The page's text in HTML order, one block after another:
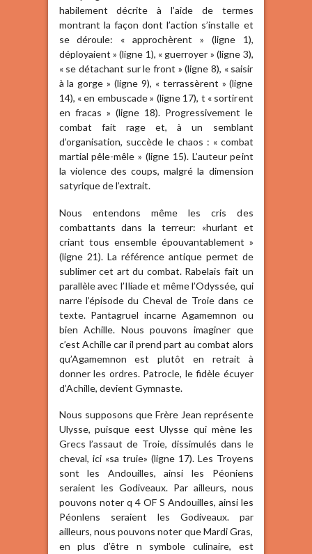
habilement décrite à l’aide de termes
montrant la façon dont l’action s’installe et
se déroule: « approchèrent » (ligne 1),
déployaient » (ligne 1), « guerroyer » (ligne 3),
« se détachant sur le front » (ligne 8), « saisir
à la gorge » (ligne 9), « terrassèrent » (ligne
14), « en embuscade » (ligne 17), t « sortirent
en fracas » (ligne 18). Progressivement le
combat fait rage et, à un semblant
d’organisation, succède le chaos : « combat
martial pêle-mêle » (ligne 15). L’auteur peint
la violence des coups, malgré la dimension
satyrique de l’extrait.
Nous entendons même les cris des
combattants dans la terreur: «hurlant et
criant tous ensemble épouvantablement »
(ligne 21). La référence antique permet de
sublimer cet art du combat. Rabelais fait un
parallèle avec l’Iliade et même l’Odyssée, qui
narre l’épisode du Cheval de Troie dans ce
texte. Pantagruel incarne Agamemnon ou
bien Achille. Nous pouvons imaginer que
c’est Achille car il prend part au combat alors
qu’Agamemnon est plutôt en retrait à
donner les ordres. Patrocle, le fidèle écuyer
d’Achille, devient Gymnaste.
Nous supposons que Frère Jean représente
Ulysse, puisque eest Ulysse qui mène les
Grecs l’assaut de Troie, dissimulés dans le
cheval, ici «sa truie» (ligne 17). Les Troyens
sont les Andouilles, ainsi les Péoniens
seraient les Godiveaux. Par ailleurs, nous
pouvons noter q 4 OF S Andouilles, ainsi les
Péonlens seraient les Godiveaux. par
ailleurs, nous pouvons noter que Mardi Gras,
en plus d’être n symbole culinaire, est